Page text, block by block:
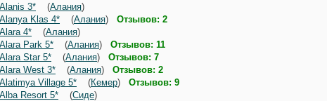
3* (Алания)
Klas 4* (Алания) Отзывов: 2
4* (Алания)
Park 5* (Алания) Отзывов: 11
Star 5* (Алания) Отзывов: 7
West 3* (Алания) Отзывов: 2
Village 5* (Кемер) Отзывов: 9
Resort 5* (Сиде)